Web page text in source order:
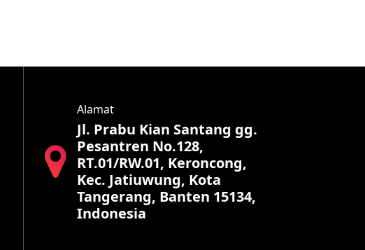
Alamat
Jl. Prabu Kian Santang gg.
Pesantren No.128,
RT.01/RW.01, Keroncong,
Kec. Jatiuwung, Kota
Tangerang, Banten 15134,
Indonesia